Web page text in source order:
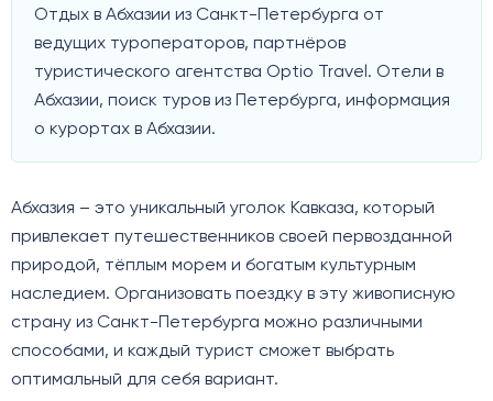
Отдых в Абхазии из Санкт-Петербурга от
ведущих туроператоров, партнёров
туристического агентства Optio Travel. Отели в
Абхазии, поиск туров из Петербурга, информация
о курортах в Абхазии.
Абхазия – это уникальный уголок Кавказа, который
привлекает путешественников своей первозданной
природой, тёплым морем и богатым культурным
наследием. Организовать поездку в эту живописную
страну из Санкт-Петербурга можно различными
способами, и каждый турист сможет выбрать
оптимальный для себя вариант.